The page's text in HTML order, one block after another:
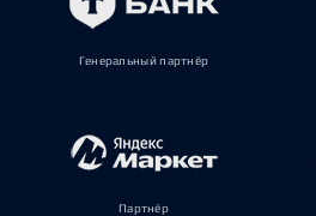
Генеральный партнёр
Партнёр